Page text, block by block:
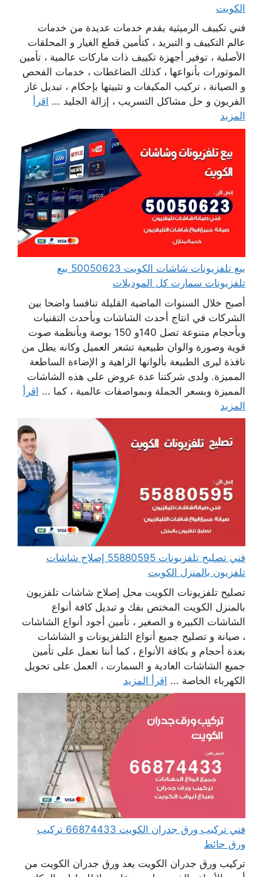
الكويت
فني تكييف الرميثية يقدم خدمات عديدة من خدمات
عالم التكييف و التبريد ، كتأمين قطع الغيار و المحلقات
الأصلية ، توفير أجهزة تكييف ذات ماركات عالمية ، تأمين
الموتورات بأنواعها ، كذلك الضاغطات ، خدمات الفحص
و الصيانة ، تركيب المكيفات و تثبيتها بإحكام ، تبديل غاز
الفريون و حل مشاكل التسريب ، إزالة الجليد ... اقرأ
المزيد
بيع تلفزيونات شاشات الكويت 50050623 بيع
تلفزيونات سمارت كل الموديلات
أصبح خلال السنوات الماضية القليلة تنافسا واضحا بين
الشركات في انتاج أحدث الشاشات وبأحدث التقنيات
وبأحجام متنوعة تصل 140و 150 بوصة وبأنظمة صوت
قوية وصورة والوان طبيعية تشعر العميل وكانه يطل من
نافذة ليرى الطبيعة بألوانها الزاهية و الإضاءة الساطعة
المميزة. ولدى شركتنا عدة عروض على هذه الشاشات
المميزة وبسعر الجملة وبمواصفات عالمية ، كما ... اقرأ
المزيد
فني تصليح تلفزيونات 55880595 إصلاح شاشات
تلفزيون بالمنزل الكويت
تصليح تلفزيونات الكويت محل إصلاح شاشات تلفزيون
بالمنزل الكويت المختص بفك و تبديل كافة أنواع
الشاشات الكبيرة و الصغير ، تأمين أجود أنواع الشاشات
، صيانة و تصليح جميع أنواع التلفزيونات و الشاشات
بعدة أحجام و بكافة الأنواع ، كما أننا نعمل على تأمين
جميع الشاشات العادية و السمارت ، العمل على تحويل
الكهرباء الخاصة ... اقرأ المزيد
فني تركيب ورق جدران الكويت 66874433 تركيب
ورق حائط
تركيب ورق جدران الكويت يعد ورق جدران الكويت من